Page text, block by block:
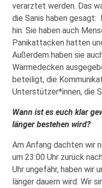
verarztet werden. Das
die Sanis haben gesagt:
hin. Sie haben auch
Panikattacken hatten
Außerdem haben sie
Wärmedecken
beteiligt, die
Unterstützer*innen, die
Wann ist es euch klar
länger bestehen wird?
Am Anfang dachten wir
um 23:00 Uhr zurück
Uhr ungefähr, haben wir
länger dauern wird. Wir